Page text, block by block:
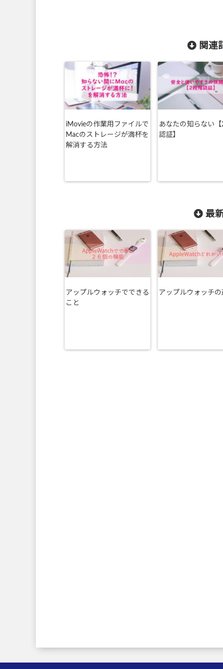
関連
iMovieの作業用ファイルで
Macのストレージが満杯を
解消する方法
あなたの知らない
認証】
最
アップルウォッチでできる
こと
アップルウォッチ